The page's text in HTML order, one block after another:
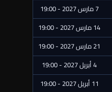
7 مارس 2027 - 19:00
14 مارس 2027 - 19:00
21 مارس 2027 - 19:00
4 أبريل 2027 - 19:00
11 أبريل 2027 - 19:00